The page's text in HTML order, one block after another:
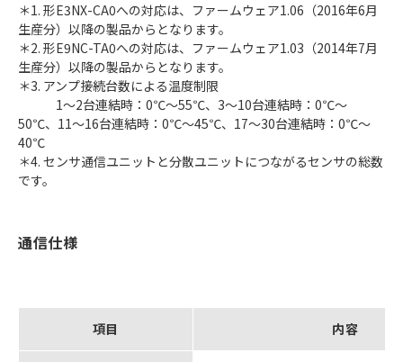
＊1. 形E3NX-CA0への対応は、ファームウェア1.06（2016年6月
生産分）以降の製品からとなります。
＊2. 形E9NC-TA0への対応は、ファームウェア1.03（2014年7月
生産分）以降の製品からとなります。
＊3. アンプ接続台数による温度制限
1～2台連結時：0℃～55℃、3～10台連結時：0℃～
50℃、11～16台連結時：0℃～45℃、17～30台連結時：0℃～
40℃
＊4. センサ通信ユニットと分散ユニットにつながるセンサの総数
です。
通信仕様
項目 内容